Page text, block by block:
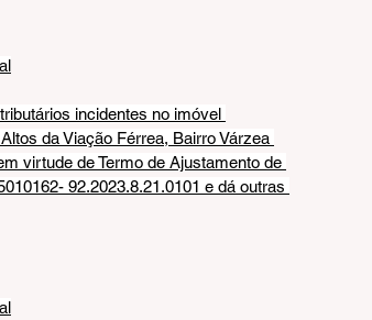
incidentes no imóvel
da Viação Férrea, Bairro Várzea
virtude de Termo de Ajustamento de
92.2023.8.21.0101 e dá outras